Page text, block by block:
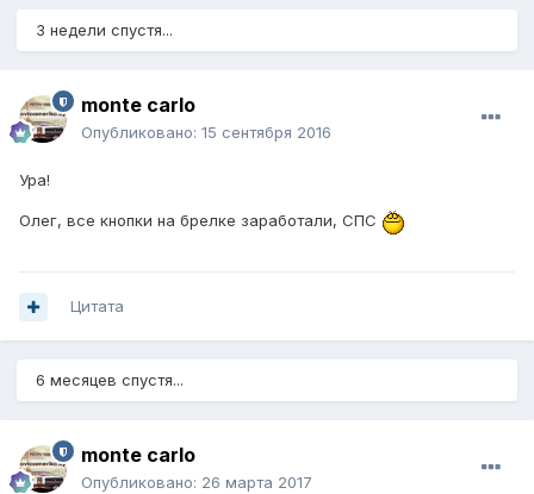
3 недели спустя...
monte carlo
Опубликовано: 15 сентября 2016
Ура!
Олег, все кнопки на брелке заработали, СПС
Цитата
6 месяцев спустя...
monte carlo
Опубликовано: 26 марта 2017